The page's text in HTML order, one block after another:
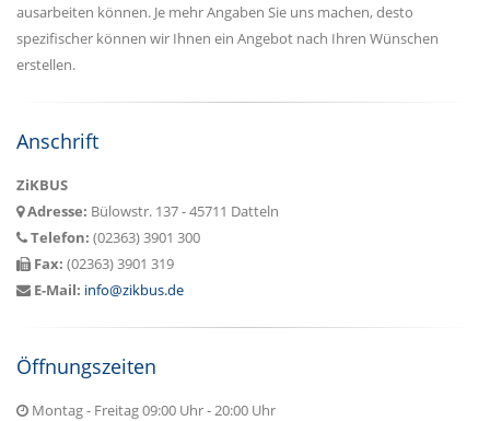
ausarbeiten können. Je mehr Angaben Sie uns machen, desto
spezifischer können wir Ihnen ein Angebot nach Ihren Wünschen
erstellen.
Anschrift
ZiKBUS
Adresse: Bülowstr. 137 - 45711 Datteln
Telefon: (02363) 3901 300
Fax: (02363) 3901 319
E-Mail: info@zikbus.de
Öffnungszeiten
Montag - Freitag 09:00 Uhr - 20:00 Uhr